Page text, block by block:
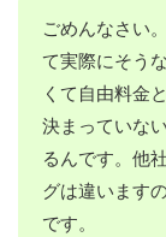
ごめんなさい
て実際にそう
くて自由料金
決まっていな
るんです。他
グは違います
です。